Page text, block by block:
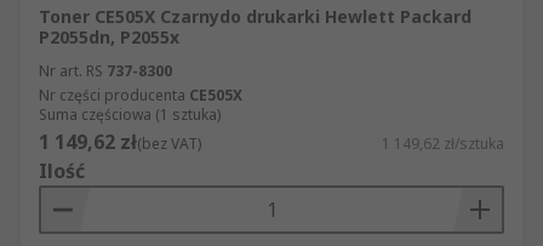
Toner CE505X Czarnydo drukarki Hewlett Packard
P2055dn, P2055x
Nr art. RS 737-8300
Nr części producenta CE505X
Suma częściowa (1 sztuka)
1 149,62 zł(bez VAT) 1 149,62 zł/sztuka
Ilość